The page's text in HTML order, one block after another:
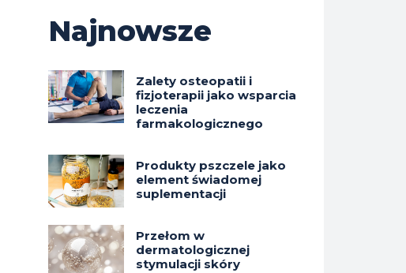
Najnowsze
Zalety osteopatii i
fizjoterapii jako wsparcia
leczenia
farmakologicznego
Produkty pszczele jako
element świadomej
suplementacji
Przełom w
dermatologicznej
stymulacji skóry